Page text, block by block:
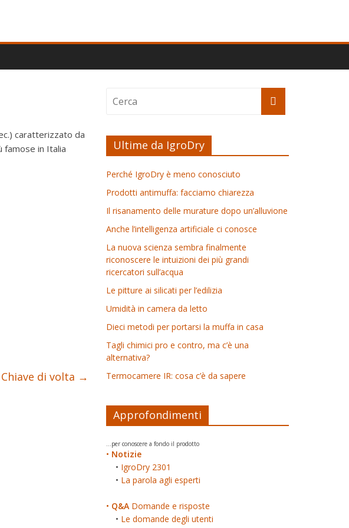
caratterizzato da
famose in Italia
Chiave di volta →
Ultime da IgroDry
Perché IgroDry è meno conosciuto
Prodotti antimuffa: facciamo chiarezza
Il risanamento delle murature dopo un’alluvione
Anche l’intelligenza artificiale ci conosce
La nuova scienza sembra finalmente
riconoscere le intuizioni dei più grandi
ricercatori sull’acqua
Le pitture ai silicati per l’edilizia
Umidità in camera da letto
Dieci metodi per portarsi la muffa in casa
Tagli chimici pro e contro, ma c’è una
alternativa?
Termocamere IR: cosa c’è da sapere
Approfondimenti
...per conoscere a fondo il prodotto
• Notizie
• IgroDry 2301
• La parola agli esperti
• Q&A Domande e risposte
• Le domande degli utenti